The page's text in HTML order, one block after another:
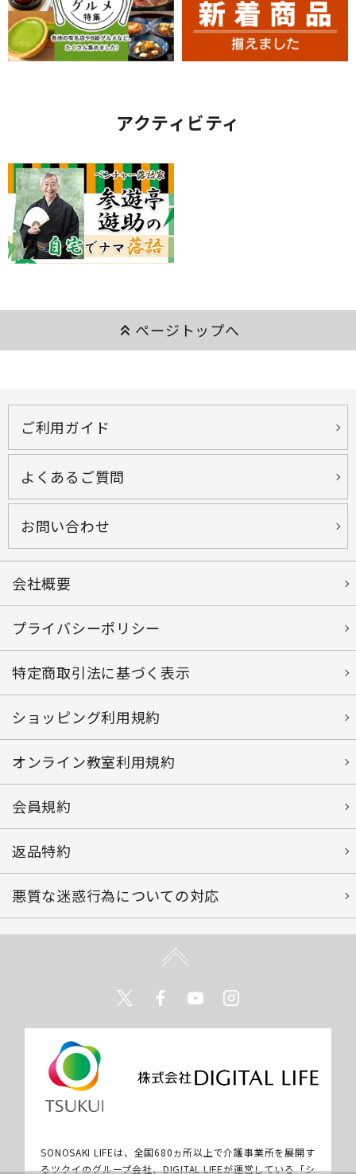
アクティビティ
keyboard_double_arrow_up ページトップへ
ご利用ガイド
よくあるご質問
お問い合わせ
会社概要
プライバシーポリシー
特定商取引法に基づく表示
ショッピング利用規約
オンライン教室利用規約
会員規約
返品特約
悪質な迷惑行為についての対応
TwitterFacebookYoutube
SONOSAKI LIFEは、全国680ヵ所以上で介護事業所を展開す
るツクイのグループ会社、DIGITAL LIFEが運営している「シ